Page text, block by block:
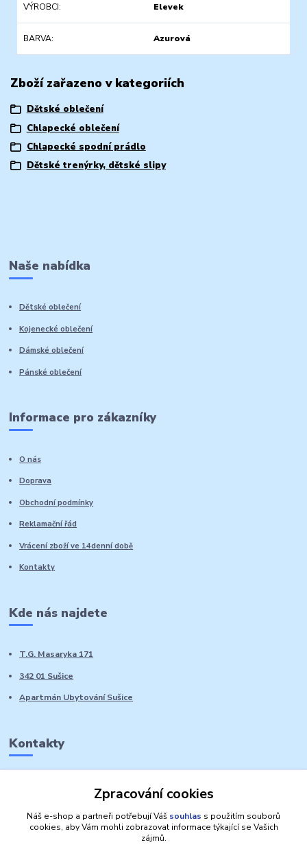
VÝROBCI Elevek
BARVA Azurová
Zboží zařazeno v kategoriích
Dětské oblečení
Chlapecké oblečení
Chlapecké spodní prádlo
Dětské trenýrky, dětské slipy
Naše nabídka
Dětské oblečení
Kojenecké oblečení
Dámské oblečení
Pánské oblečení
Informace pro zákazníky
O nás
Doprava
Obchodní podmínky
Reklamační řád
Vrácení zboží ve 14denní době
Kontakty
Kde nás najdete
T.G. Masaryka 171
342 01 Sušice
Apartmán Ubytování Sušice
Kontakty
Zpracování cookies
Náš e-shop a partneři potřebují Váš souhlas s použitím souborů
cookies, aby Vám mohli zobrazovat informace týkající se Vašich
zájmů.